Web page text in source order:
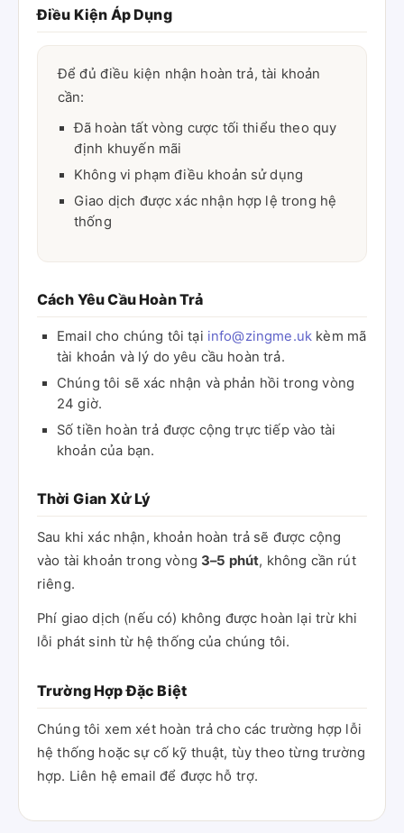
Điều Kiện Áp Dụng
Để đủ điều kiện nhận hoàn trả, tài khoản
cần:
Đã hoàn tất vòng cược tối thiểu theo quy
định khuyến mãi
Không vi phạm điều khoản sử dụng
Giao dịch được xác nhận hợp lệ trong hệ
thống
Cách Yêu Cầu Hoàn Trả
Email cho chúng tôi tại info@zingme.uk kèm mã
tài khoản và lý do yêu cầu hoàn trả.
Chúng tôi sẽ xác nhận và phản hồi trong vòng
24 giờ.
Số tiền hoàn trả được cộng trực tiếp vào tài
khoản của bạn.
Thời Gian Xử Lý
Sau khi xác nhận, khoản hoàn trả sẽ được cộng
vào tài khoản trong vòng 3–5 phút, không cần rút
riêng.
Phí giao dịch (nếu có) không được hoàn lại trừ khi
lỗi phát sinh từ hệ thống của chúng tôi.
Trường Hợp Đặc Biệt
Chúng tôi xem xét hoàn trả cho các trường hợp lỗi
hệ thống hoặc sự cố kỹ thuật, tùy theo từng trường
hợp. Liên hệ email để được hỗ trợ.